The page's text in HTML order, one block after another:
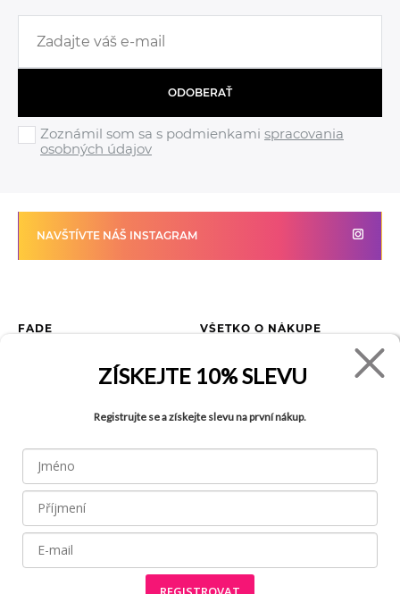
ODOBERAŤ
Zoznámil som sa s podmienkami spracovania
osobných údajov
NAVŠTÍVTE NÁŠ INSTAGRAM
FADE
Blog
VŠETKO O NÁKUPE
Ako reklamovať tovar
Tabuľka veľkostí
ZÍSKEJTE 10% SLEVU
Registrujte se a získejte slevu na první nákup.